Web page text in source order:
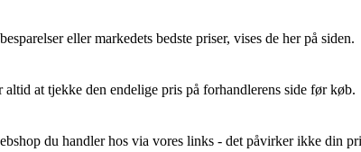
eller markedets bedste priser, vises de her på siden.
at tjekke den endelige pris på forhandlerens side før køb.
du handler hos via vores links - det påvirker ikke din